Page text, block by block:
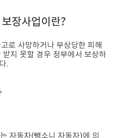
장사업이란?
로 사망하거나 부상당한 피해
지 못할 경우 정부에서 보상하
.
자동차(뺑소니 자동차)에 의